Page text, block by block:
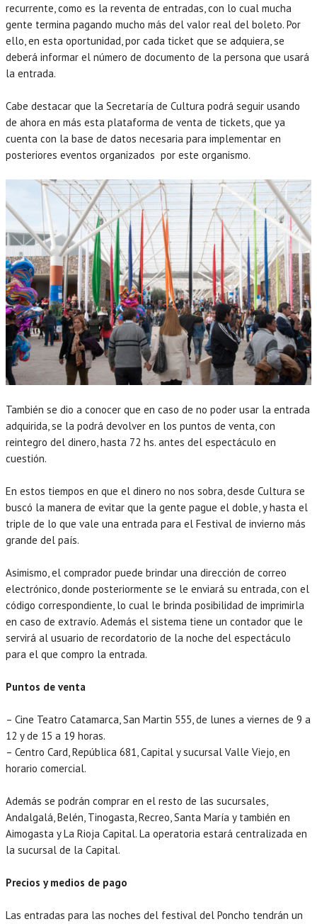
recurrente, como es la reventa de entradas, con lo cual mucha
gente termina pagando mucho más del valor real del boleto. Por
ello, en esta oportunidad, por cada ticket que se adquiera, se
deberá informar el número de documento de la persona que usará
la entrada.
Cabe destacar que la Secretaría de Cultura podrá seguir usando
de ahora en más esta plataforma de venta de tickets, que ya
cuenta con la base de datos necesaria para implementar en
posteriores eventos organizados por este organismo.
También se dio a conocer que en caso de no poder usar la entrada
adquirida, se la podrá devolver en los puntos de venta, con
reintegro del dinero, hasta 72 hs. antes del espectáculo en
cuestión.
En estos tiempos en que el dinero no nos sobra, desde Cultura se
buscó la manera de evitar que la gente pague el doble, y hasta el
triple de lo que vale una entrada para el Festival de invierno más
grande del país.
Asimismo, el comprador puede brindar una dirección de correo
electrónico, donde posteriormente se le enviará su entrada, con el
código correspondiente, lo cual le brinda posibilidad de imprimirla
en caso de extravío. Además el sistema tiene un contador que le
servirá al usuario de recordatorio de la noche del espectáculo
para el que compro la entrada.
Puntos de venta
– Cine Teatro Catamarca, San Martin 555, de lunes a viernes de 9 a
12 y de 15 a 19 horas.
– Centro Card, República 681, Capital y sucursal Valle Viejo, en
horario comercial.
Además se podrán comprar en el resto de las sucursales,
Andalgalá, Belén, Tinogasta, Recreo, Santa María y también en
Aimogasta y La Rioja Capital. La operatoria estará centralizada en
la sucursal de la Capital.
Precios y medios de pago
Las entradas para las noches del festival del Poncho tendrán un